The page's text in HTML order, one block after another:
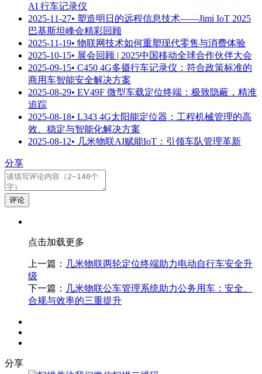
AI 行车记录仪
2025-11-27• 塑造明日的远程信息技术——Jimi IoT 2025
巴基斯坦峰会精彩回顾
2025-11-19• 物联网技术如何重塑现代零售与消费体验
2025-10-15• 展会回顾 | 2025中国移动全球合作伙伴大会
2025-09-15• C450 4G多摄行车记录仪：符合政策标准的
商用车智能安全解决方案
2025-08-29• EV49F 微型车载定位终端：极致隐蔽，精准
追踪
2025-08-18• L343 4G太阳能定位器：工程机械管理的高
效、稳定与智能化解决方案
2025-08-12• 几米物联AI赋能IoT：引领车队管理革新
分享
评论
点击加载更多
上一篇： 几米物联两轮定位终端助力电动自行车安全升
级
下一篇： 几米物联公车管理系统助力公务用车：安全、
合规与效率的三重提升
分享